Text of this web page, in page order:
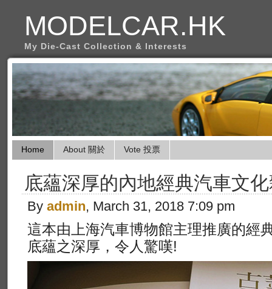
MODELCAR.HK
My Die-Cast Collection & Interests
Home About 關於 Vote 投票
底蘊深厚的內地經典汽車文
By admin, March 31, 2018 7:09 pm
這本由上海汽車博物館主理推廣的經
底蘊之深厚，令人驚嘆!